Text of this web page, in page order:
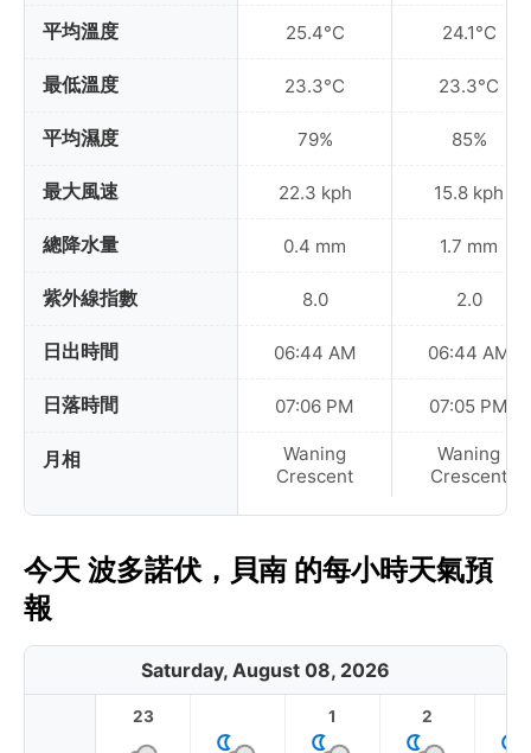
平均溫度
最低溫度
平均濕度
最大風速
總降水量
紫外線指數
日出時間
日落時間
月相
25.4°C
23.3°C
79%
22.3 kph
0.4 mm
8.0
06:44 AM
07:06 PM
Waning
Crescent
24.1°C
23.3°C
85%
15.8 kph
1.7 mm
2.0
06:44 AM
07:05 PM
Waning
Crescent
今天 波多諾伏，貝南 的每小時天氣預
報
Saturday, August 08, 2026
23 1 2